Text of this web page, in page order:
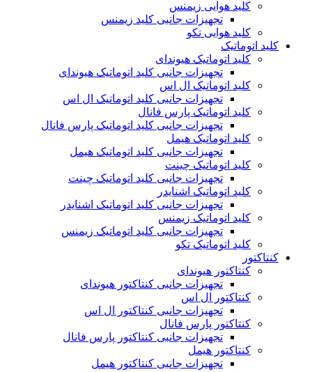
کلید هوایی زیمنس
تجهیزات جانبی کلید زیمنس
کلید هوایی تکو
کلید اتوماتیک
کلید اتوماتیک هیوندای
تجهیزات جانبی کلید اتوماتیک هیوندای
کلید اتوماتیک ال اس
تجهیزات جانبی کلید اتوماتیک ال اس
کلید اتوماتیک پارس فانال
تجهیزات جانبی کلید اتوماتیک پارس فانال
کلید اتوماتیک هیمل
تجهیزات جانبی کلید اتوماتیک هیمل
کلید اتوماتیک چینت
تجهیزات جانبی کلید اتوماتیک چینت
کلید اتوماتیک اشنایدر
تجهیزات جانبی کلید اتوماتیک اشنایدر
کلید اتوماتیک زیمنس
تجهیزات جانبی کلید اتوماتیک زیمنس
کلید اتوماتیک تکو
کنتاکتور
کنتاکتور هیوندای
تجهیزات جانبی کنتاکتور هیوندای
کنتاکتور ال اس
تجهیزات جانبی کنتاکتور ال اس
کنتاکتور پارس فانال
تجهیزات جانبی کنتاکتور پارس فانال
کنتاکتور هیمل
تجهیزات جانبی کنتاکتور هیمل